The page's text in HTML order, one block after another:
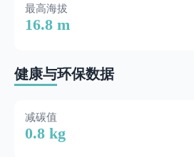
最高海拔
16.8 m
健康与环保数据
减碳值
0.8 kg